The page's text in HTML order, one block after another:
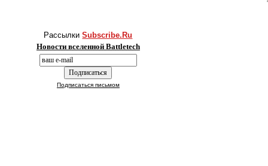
РассылкиSubscribe.Ru
Новости вселенной Battletech
Подписаться письмом